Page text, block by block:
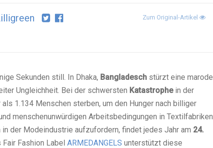
Zum Original-Artikel
Sekunden still. In Dhaka, Bangladesch stürzt eine marode
Ungleichheit. Bei der schwersten Katastrophein der
1.134 Menschen sterben, um den Hunger nach billiger
menschenunwürdigen Arbeitsbedingungen in Textilfabriken
der Modeindustrie aufzufordern, findet jedes Jahr am 24.
Fair Fashion Label ARMEDANGELS unterstützt diese